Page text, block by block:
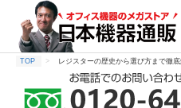
TOP レジスターの歴史から選び方まで徹